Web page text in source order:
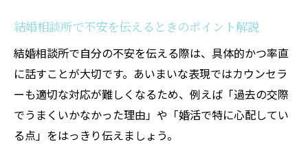
カウンセラーと築く安心の婚活スタート法
結婚相談所カウンセラーとの信頼関係の築
き方
安心して婚活を始めるためのカウンセラー
活用法
結婚相談所で不安を伝えるときのポイント解説
結婚相談所で自分の不安を伝える際は、具体的かつ率直
に話すことが大切です。あいまいな表現ではカウンセラ
ーも適切な対応が難しくなるため、例えば「過去の交際
でうまくいかなかった理由」や「婚活で特に心配してい
る点」をはっきり伝えましょう。